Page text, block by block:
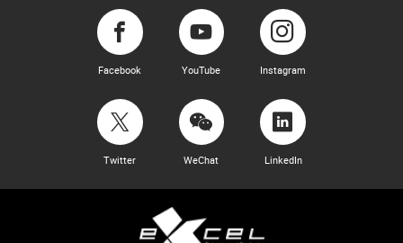
Facebook YouTube Instagram
Twitter WeChat LinkedIn